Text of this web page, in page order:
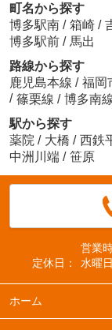
町名から探す
博多駅南 / 箱崎 /
博多駅前 / 馬出
路線から探す
鹿児島本線 / 福岡
/ 篠栗線 / 博多南
駅から探す
薬院 / 大橋 / 西鉄
中洲川端 / 笹原
営業
定休日：
水曜
ホーム